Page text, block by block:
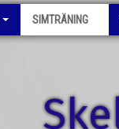
SIMTRÄNING